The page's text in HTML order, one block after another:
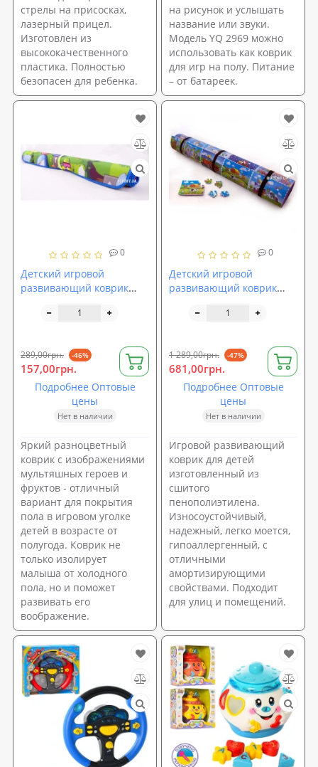
стрелы на присосках,
лазерный прицел.
Изготовлен из
высококачественного
пластика. Полностью
безопасен для ребенка.
на рисунок и услышать
название или звуки.
Модель YQ 2969 можно
использовать как коврик
для игр на полу. Питание
– от батареек.
0
Детский игровой
развивающий коврик
90х90х0.5см (M 2627)
289,00грн. -46%
157,00грн.
Подробнее Оптовые
цены
Нет в наличии
Яркий разноцветный
коврик с изображениями
мультяшных героев и
фруктов - отличный
вариант для покрытия
пола в игровом уголке
детей в возрасте от
полугода. Коврик не
только изолирует
малыша от холодного
пола, но и поможет
развивать его
воображение.
0
Детский игровой
развивающий коврик
1 289,00грн. -47%
681,00грн.
Подробнее Оптовые
цены
Нет в наличии
Игровой развивающий
коврик для детей
изготовленный из
сшитого
пенополиэтилена.
Износоустойчивый,
надежный, легко моется,
гипоаллергенный, с
отличными
амортизирующими
свойствами. Подходит
для улиц и помещений.